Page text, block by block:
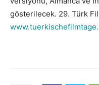
gösterilecek. 29. Türk